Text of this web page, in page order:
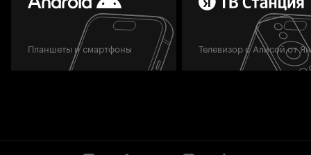
Планшеты и смартфоны Телевизор с Алисой от